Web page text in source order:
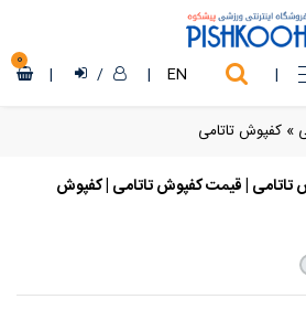
|
EN
|
/
|
0
» کفپوش تاتامی
تاتامی | قیمت کفپوش تاتامی | کفپوش